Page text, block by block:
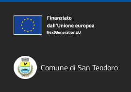
Comune di San Teodoro